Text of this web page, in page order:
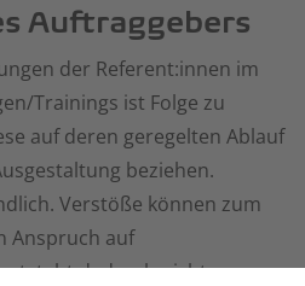
Auftraggebers
der Referent:innen im
Trainings ist Folge zu
auf deren geregelten Ablauf
beziehen.
Verstöße können zum
Anspruch auf
dadurch nicht.